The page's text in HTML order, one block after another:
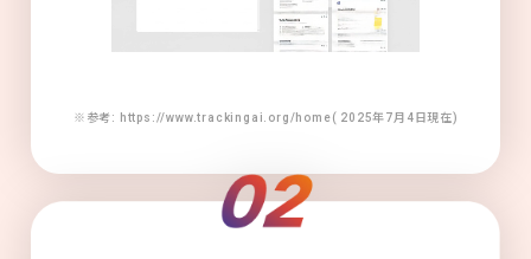
※参考: https://www.trackingai.org/home( 2025年7月4日現在)